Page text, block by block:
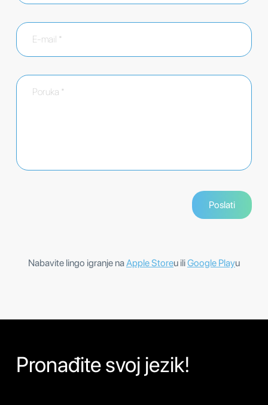
Nabavite lingo igranje naApple Storeu iliGoogle Playu
Pronađite svoj jezik!